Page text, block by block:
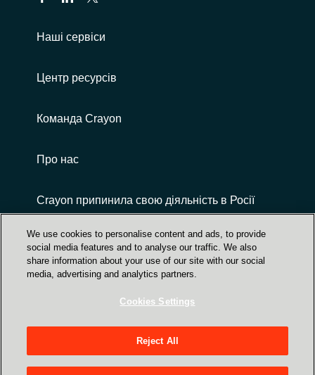
Наші сервіси
Центр ресурсів
Команда Crayon
Про нас
Crayon припинила свою діяльність в Росії
вул. Верхній Вал, 72, 3-й поверх, Київ,
We use cookies to personalise content and ads, to provide
social media features and to analyse our traffic. We also
share information about your use of our site with our social
media, advertising and analytics partners.
Cookies Settings
Reject All